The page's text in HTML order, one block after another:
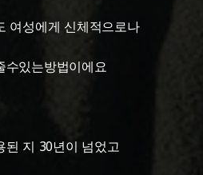
여성에게 신체적으로나
수있는방법이에요
된 지 30년이 넘었고